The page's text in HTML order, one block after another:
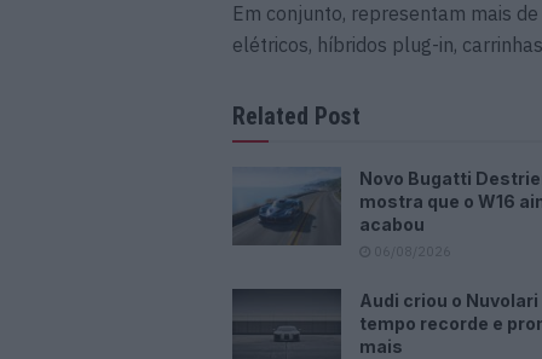
Em conjunto, representam mais
elétricos, híbridos plug-in,
Related Post
Novo Bugatti
mostra que o W16
acabou
Audi criou o Nuvolari
tempo recorde e
mais